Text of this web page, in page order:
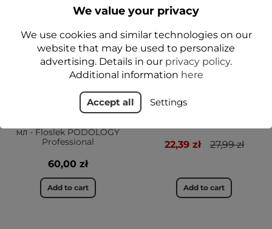
Крем от гипергидроза
стоп с октенидином и
мл - Floslek PODOLOGY
Professional
60,00 zł
Add to cart
Уход PODOLOGY Спрей
22,39 zł 27,99 zł
Add to cart
We value your privacy
We use cookies and similar technologies on our
website that may be used to personalize
advertising. Details in our privacy policy.
Additional information here
Accept all Settings